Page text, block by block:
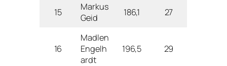
15
Markus
Geid
186,1 27
16
Madlen
Engelh
ardt
196,5 29